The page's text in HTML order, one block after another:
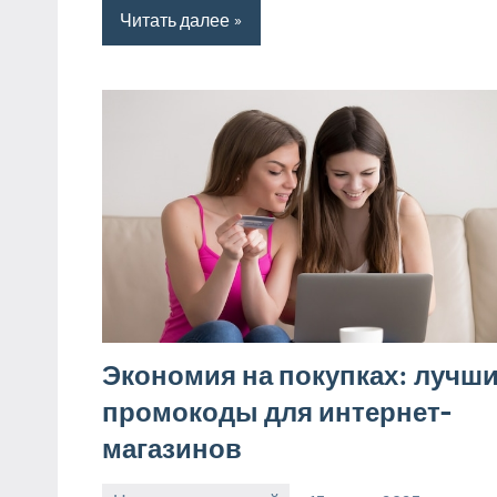
Читать далее
Экономия на покупках:
промокоды для интернет-
магазинов